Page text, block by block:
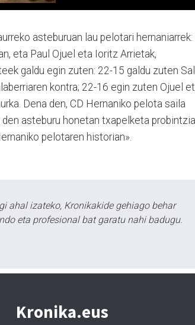
asteburuan lau pelotari hernaniarrek:
eta Paul Ojuel eta Ioritz Arrietak,
galdu egin zuten: 22-15 galdu zuten
kontra; 22-16 egin zuten Ojuel
Dena den, CD Hernaniko pelota saila
asteburu honetan txapelketa
pelotaren historian».
ahal izateko, Kronikakide gehiago behar
eta profesional bat garatu nahi badugu.
Kronika.eus